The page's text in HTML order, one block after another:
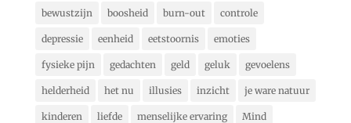
bewustzijn boosheid burn-out controle
depressie eenheid eetstoornis emoties
fysieke pijn gedachten geld geluk gevoelens
helderheid het nu illusies inzicht je ware natuur
kinderen liefde menselijke ervaring Mind